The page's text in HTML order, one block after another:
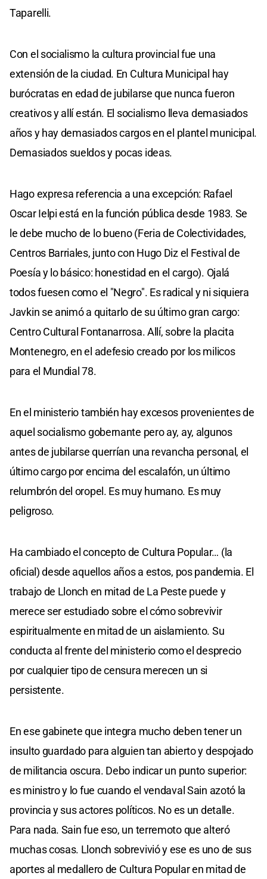
Taparelli.
Con el socialismo la cultura provincial fue una
extensión de la ciudad. En Cultura Municipal hay
burócratas en edad de jubilarse que nunca fueron
creativos y allí están. El socialismo lleva demasiados
años y hay demasiados cargos en el plantel municipal.
Demasiados sueldos y pocas ideas.
Hago expresa referencia a una excepción: Rafael
Oscar Ielpi está en la función pública desde 1983. Se
le debe mucho de lo bueno (Feria de Colectividades,
Centros Barriales, junto con Hugo Diz el Festival de
Poesía y lo básico: honestidad en el cargo). Ojalá
todos fuesen como el "Negro". Es radical y ni siquiera
Javkin se animó a quitarlo de su último gran cargo:
Centro Cultural Fontanarrosa. Allí, sobre la placita
Montenegro, en el adefesio creado por los milicos
para el Mundial 78.
En el ministerio también hay excesos provenientes de
aquel socialismo gobernante pero ay, ay, algunos
antes de jubilarse querrían una revancha personal, el
último cargo por encima del escalafón, un último
relumbrón del oropel. Es muy humano. Es muy
peligroso.
Ha cambiado el concepto de Cultura Popular… (la
oficial) desde aquellos años a estos, pos pandemia. El
trabajo de Llonch en mitad de La Peste puede y
merece ser estudiado sobre el cómo sobrevivir
espiritualmente en mitad de un aislamiento. Su
conducta al frente del ministerio como el desprecio
por cualquier tipo de censura merecen un si
persistente.
En ese gabinete que integra mucho deben tener un
insulto guardado para alguien tan abierto y despojado
de militancia oscura. Debo indicar un punto superior:
es ministro y lo fue cuando el vendaval Sain azotó la
provincia y sus actores políticos. No es un detalle.
Para nada. Sain fue eso, un terremoto que alteró
muchas cosas. Llonch sobrevivió y ese es uno de sus
aportes al medallero de Cultura Popular en mitad de